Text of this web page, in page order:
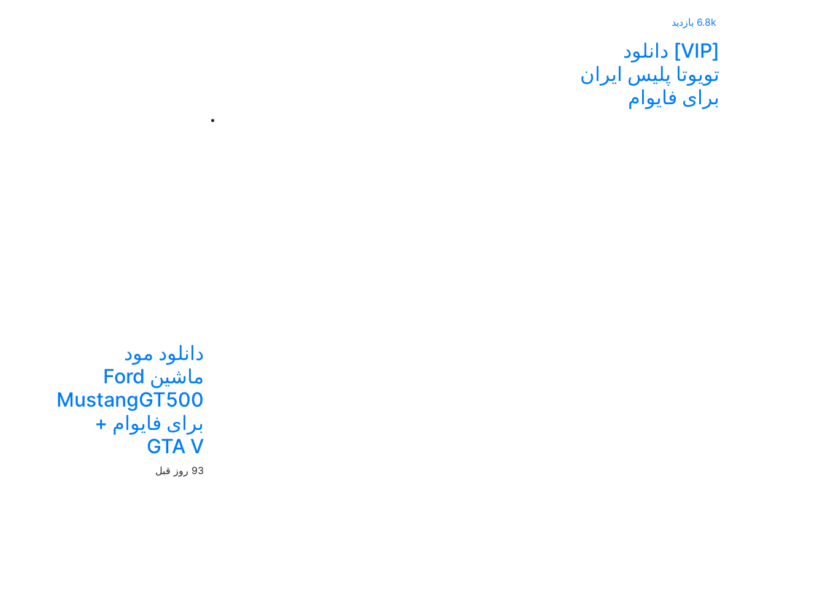
[VIP] دانلود
تویوتا پلیس ایران
برای فایوام
دانلود مود
ماشین Ford
MustangGT500
برای فایوام +
GTA V
93 روز قبل